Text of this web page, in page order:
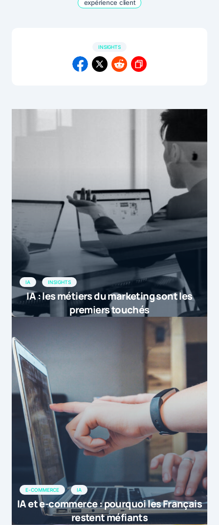
expérience client
INSIGHTS
IA INSIGHTS
IA : les métiers du marketing sont les
premiers touchés
E-COMMERCE IA
IA et e-commerce : pourquoi les Français
restent méfiants